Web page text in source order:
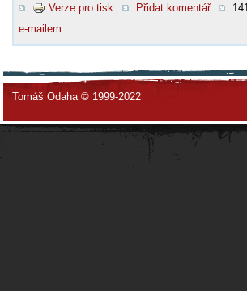
Verze pro tisk Přidat komentář
e-mailem
Tomáš Odaha © 1999-2022